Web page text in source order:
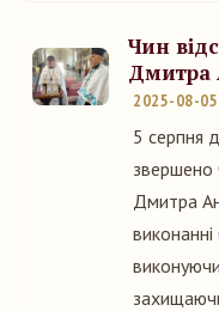
Чин
Дмитра
2025-08-05
5 серпня
звершено
Дмитра